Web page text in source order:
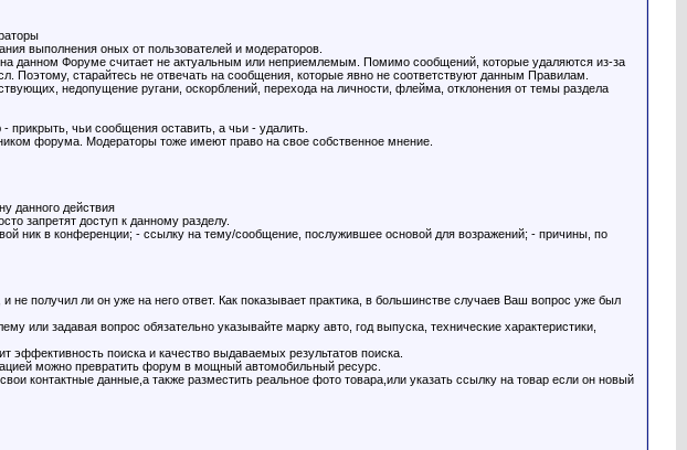
выполнения оных от пользователей и модераторов.
данном Форуме считает не актуальным или неприемлемым. Помимо сообщений, которые удаляются из-за
старайтесь не отвечать на сообщения, которые явно не соответствуют данным Правилам.
недопущение ругани, оскорблений, перехода на личности, флейма, отклонения от темы раздела
прикрыть, чьи сообщения оставить, а чьи - удалить.
форума. Модераторы тоже имеют право на свое собственное мнение.
данного действия
запретят доступ к данному разделу.
ник в конференции; - ссылку на тему/сообщение, послужившее основой для возражений; - причины, по
получил ли он уже на него ответ. Как показывает практика, в большинстве случаев Ваш вопрос уже был
задавая вопрос обязательно указывайте марку авто, год выпуска, технические характеристики,
поиска и качество выдаваемых результатов поиска.
можно превратить форум в мощный автомобильный ресурс.
контактные данные,а также разместить реальное фото товара,или указать ссылку на товар если он новый